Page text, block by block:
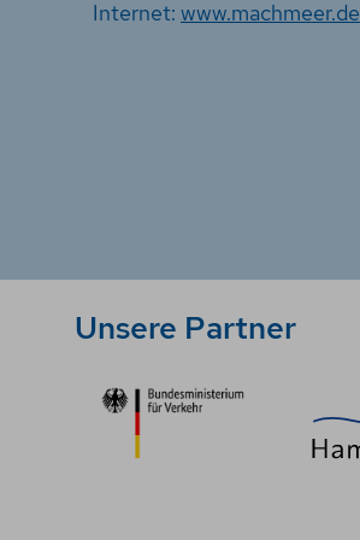
Internet: www.machmeer.de
Unsere Partner